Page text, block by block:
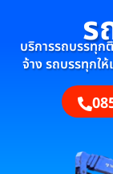
ร
บริการรถบรรทุก
จ้าง รถบรรทุกใ